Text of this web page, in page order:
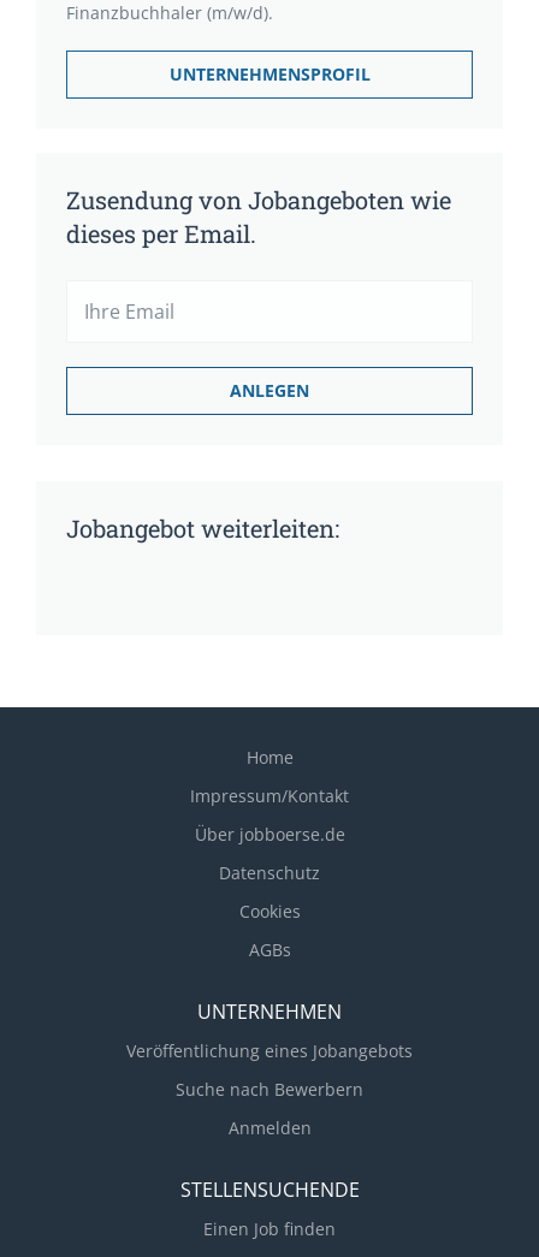
Finanzbuchhaler (m/w/d).
UNTERNEHMENSPROFIL
Zusendung von Jobangeboten wie
dieses per Email.
Jobangebot weiterleiten:
Home
Impressum/Kontakt
Über jobboerse.de
Datenschutz
Cookies
AGBs
UNTERNEHMEN
Veröffentlichung eines Jobangebots
Suche nach Bewerbern
Anmelden
STELLENSUCHENDE
Einen Job finden